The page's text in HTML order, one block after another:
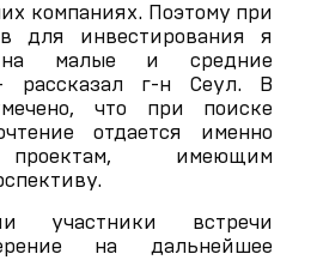
компаниях. Поэтому при
для инвестирования я
на малые и средние
рассказал г-н Сеул. В
что при поиске
отдается именно
имеющим
участники встречи
на дальнейшее